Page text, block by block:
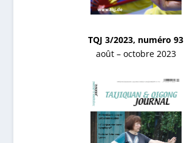
TQJ 3/2023, numéro 93
août – octobre 2023